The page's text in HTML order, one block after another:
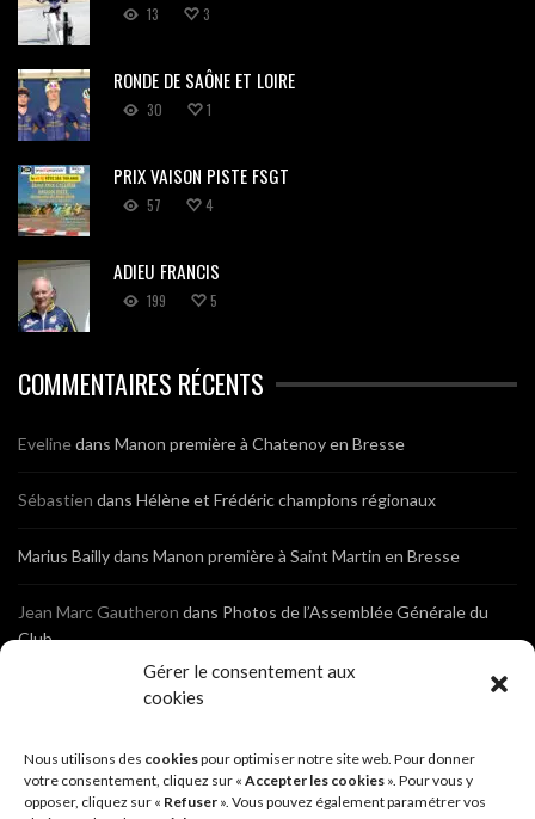
Gérer le consentement aux
cookies
Nous utilisons des cookiespour optimiser notre site web. Pour donner
votre consentement, cliquez sur « Accepter les cookies ». Pour vous y
opposer, cliquez sur « Refuser ». Vous pouvez également paramétrer vos
13 3
RONDE DE SAÔNE ET LOIRE
30 1
PRIX VAISON PISTE FSGT
57 4
ADIEU FRANCIS
199 5
COMMENTAIRES RÉCENTS
Evelinedans Manon première à Chatenoy en Bresse
Sébastien dans Hélène et Frédéric champions régionaux
Marius Baillydans Manon première à Saint Martin en Bresse
Jean Marc Gautheron dans Photos de l’Assemblée Générale du
Club
Photos de l’Assemblée Générale du Club
Sébastien dans Cyclocross de Brochon (21)
Breniauxdans Cyclocross de Brochon (21)